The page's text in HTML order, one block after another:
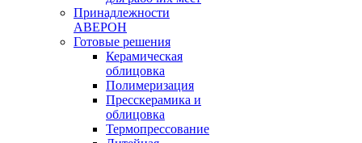
Принадлежности
АВЕРОН
Готовые решения
Керамическая
облицовка
Полимеризация
Пресскерамика и
облицовка
Термопрессование